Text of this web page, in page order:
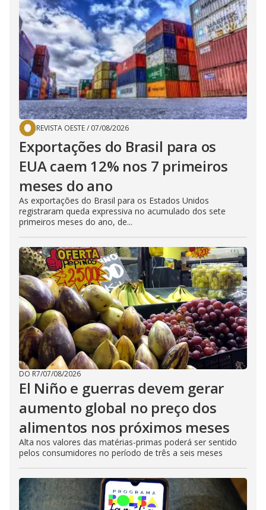
REVISTA OESTE/ 07/08/2026
Exportações do Brasil para os
EUA caem 12% nos 7 primeiros
meses do ano
As exportações do Brasil para os Estados Unidos
registraram queda expressiva no acumulado dos sete
primeiros meses do ano, de...
DO R7/07/08/2026
El Niño e guerras devem gerar
aumento global no preço dos
alimentos nos próximos meses
Alta nos valores das matérias-primas poderá ser sentido
pelos consumidores no período de três a seis meses